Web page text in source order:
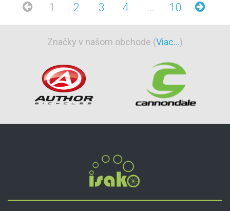
1 2 3 4 ... 10
Značky v našom obchode (Viac...)